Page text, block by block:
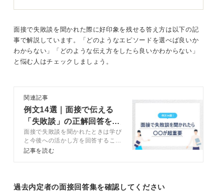
からトラブルになりそうだった経験をもとに、改善策を
具体的に話すと良いでしょう。
大きさにかかわらず、自身の行動によって状況を良い方
向に導いたエピソードを準備することが大切です。
企業の意図を汲む！ 成長ストーリーとして伝えよう
企業が失敗談を聞く意図は、候補者の課題解決能力や改
てくれる人材であることの証明になります。
面接で失敗談を聞かれた際に好印象を残せる答え方は以下の記
事で解説しています。「どのようなエピソードを選べば良いか
わからない」「どのような伝え方をしたら良いかわからない」
と悩む人はチェックしましょう。
関連記事
例文14選｜面接で伝える
「失敗談」の正解回答を徹
底解説
面接で失敗談を聞かれたときは学び
と今後への活かし方を回答すること
が重要。一見マイナスイメージを与
ャリアコンサルタントが解説するの
記事を読む
過去内定者の面接回答集を確認してください